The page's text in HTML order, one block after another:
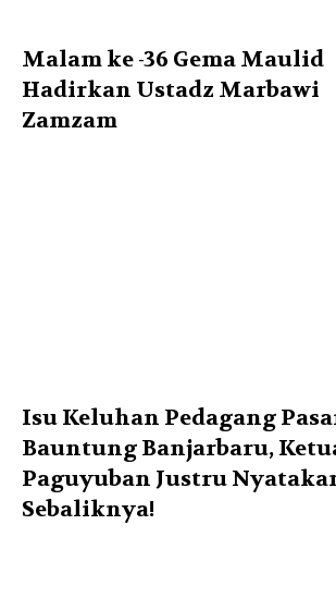
Malam ke -36 Gema Maulid
Hadirkan Ustadz Marbawi
Zamzam
Isu Keluhan Pedagang
Bauntung Banjarbaru,
Paguyuban Justru
Sebaliknya!